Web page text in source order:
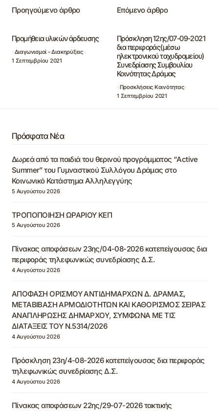
Προηγούμενο άρθρο
Προμήθεια υλικών άρδευσης
Διαγωνισμοί - Διακηρύξεις
1 Σεπτεμβρίου 2021
Επόμενο άρθρο
Πρόσκληση 12ης/07-09-2021
δια περιφοράς(μέσω
ηλεκτρονικού ταχυδρομείου)
Συνεδρίασης Συμβουλίου
Κοινότητας Δράμας
Προσκλήσεις Κοινότητας
1 Σεπτεμβρίου 2021
Πρόσφατα Νέα
Δωρεά από τα παιδιά του θερινού προγράμματος “Active
Summer” του Γυμναστικού Συλλόγου Δράμας στο
Κοινωνικό Κατάστημα Αλληλεγγύης
5 Αυγούστου 2026
ΤΡΟΠΟΠΟΙΗΣΗ ΩΡΑΡΙΟΥ ΚΕΠ
5 Αυγούστου 2026
Πίνακας αποφάσεων 23ης/04-08-2026 κατεπείγουσας δια
περιφοράς τηλεφωνικώς συνεδρίασης Δ.Σ.
4 Αυγούστου 2026
ΑΠΟΦΑΣΗ ΟΡΙΣΜΟΥ ΑΝΤΙΔΗΜΑΡΧΩΝ Δ. ΔΡΑΜΑΣ,
ΜΕΤΑΒΙΒΑΣΗ ΑΡΜΟΔΙΟΤΗΤΩΝ ΚΑΙ ΚΑΘΟΡΙΣΜΟΣ ΣΕΙΡΑΣ
ΑΝΑΠΛΗΡΩΣΗΣ ΔΗΜΑΡΧΟΥ, ΣΥΜΦΩΝΑ ΜΕ ΤΙΣ
ΔΙΑΤΑΞΕΙΣ ΤΟΥ Ν.5314/2026
4 Αυγούστου 2026
Πρόσκληση 23η/4-08-2026 κατεπείγουσας δια περιφοράς
τηλεφωνικώς συνεδρίασης Δ.Σ.
4 Αυγούστου 2026
Πίνακας αποφάσεων 22ης/29-07-2026 τακτικής